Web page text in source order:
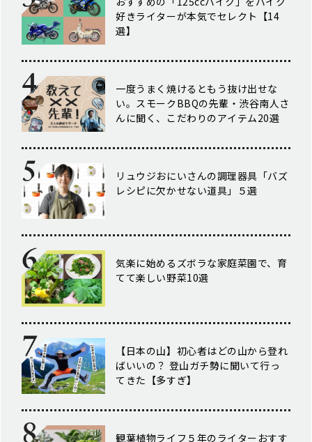
好きライターが本気でセレクト【14
選】
一度うまく焼けるともう抜け出せな
い。スモークBBQの先輩・渋谷南人さ
んに聞く、こだわりのアイテム20選
リュウジおにいさんの調理器具「バズ
レシピに欠かせない道具」５選
気楽に始めるズボラな家庭菜園で、育
てて楽しい野菜10選
【日本の山】初心者はどの山から登れ
ばいいの？ 登山ガチ勢に聞いて行っ
てきた【多すぎ】
観葉植物ライフ５年のライターおすす